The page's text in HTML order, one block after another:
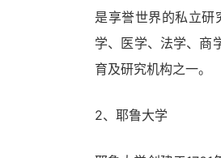
是享誉世界的私立
学、医学、法学、商
育及研究机构之一。
2、耶鲁大学